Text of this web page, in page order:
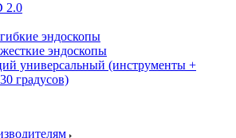
2.0
эндоскопы
эндоскопы
универсальный (инструменты +
градусов)